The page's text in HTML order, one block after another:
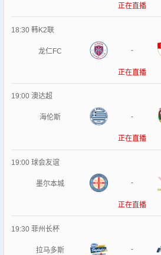
正在直播
18:30 韩K2联
龙仁FC -
正在直播
19:00 澳达超
海伦斯 -
正在直播
19:00 球会友谊
墨尔本城 -
正在直播
19:30 菲州长杯
拉马多斯 -